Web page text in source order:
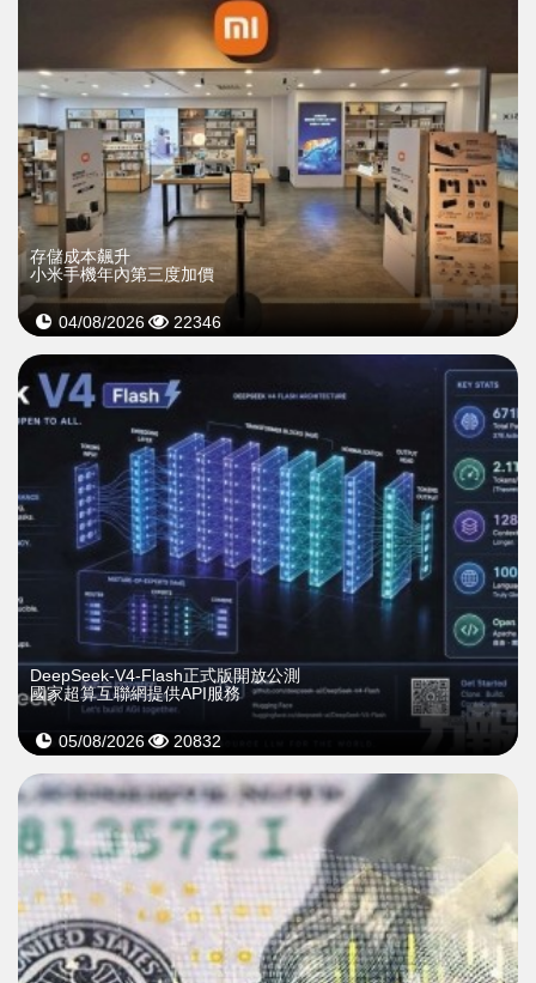
存儲成本飆升
小米手機年內第三度加價
04/08/2026 22346
DeepSeek-V4-Flash正式版開放公測
國家超算互聯網提供API服務
05/08/2026 20832